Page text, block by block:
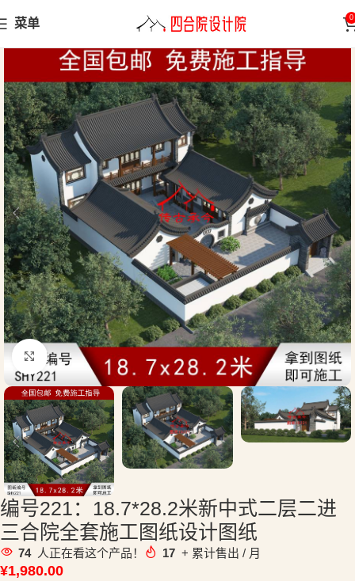
菜单 0
首页 三合院
点击放大
编号221：18.7*28.2米新中式二层二进
三合院全套施工图纸设计图纸
74 人正在看这个产品！ 17 + 累计售出 / 月
¥1,980.00